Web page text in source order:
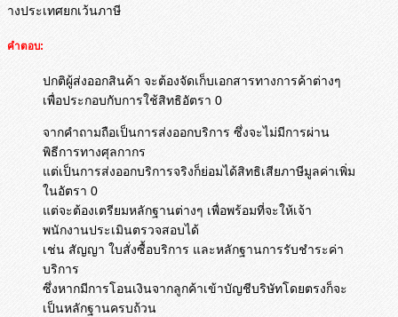
างประเทศยกเว้นภาษี
คำตอบ:
ปกติผู้ส่งออกสินค้า จะต้องจัดเก็บเอกสารทางการค้าต่างๆ
เพื่อประกอบกับการใช้สิทธิอัตรา 0
จากคำถามถือเป็นการส่งออกบริการ ซึ่งจะไม่มีการผ่าน
พิธีการทางศุลกากร
แต่เป็นการส่งออกบริการจริงก็ย่อมได้สิทธิเสียภาษีมูลค่าเพิ่ม
ในอัตรา 0
แต่จะต้องเตรียมหลักฐานต่างๆ เพื่อพร้อมที่จะให้เจ้า
พนักงานประเมินตรวจสอบได้
เช่น สัญญา ใบสั่งซื้อบริการ และหลักฐานการรับชำระค่า
บริการ
ซึ่งหากมีการโอนเงินจากลูกค้าเข้าบัญชีบริษัทโดยตรงก็จะ
เป็นหลักฐานครบถ้วน